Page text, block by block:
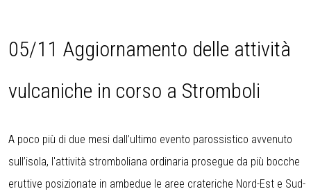
05/11 Aggiornamento delle attività
vulcaniche in corso a Stromboli
A poco più di due mesi dall’ultimo evento parossistico avvenuto
sull’isola, l'attività stromboliana ordinaria prosegue da più bocche
eruttive posizionate in ambedue le aree crateriche Nord-Est e Sud-